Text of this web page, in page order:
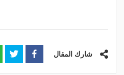
شارك المقال